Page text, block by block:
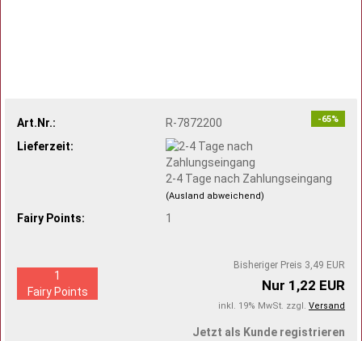
-65%
Art.Nr.:
R-7872200
Lieferzeit:
2-4 Tage nach Zahlungseingang
(Ausland abweichend)
Fairy Points: 1
Bisheriger Preis 3,49 EUR
Nur 1,22 EUR
inkl. 19% MwSt. zzgl. Versand
1
Fairy Points
Jetzt als Kunde registrieren